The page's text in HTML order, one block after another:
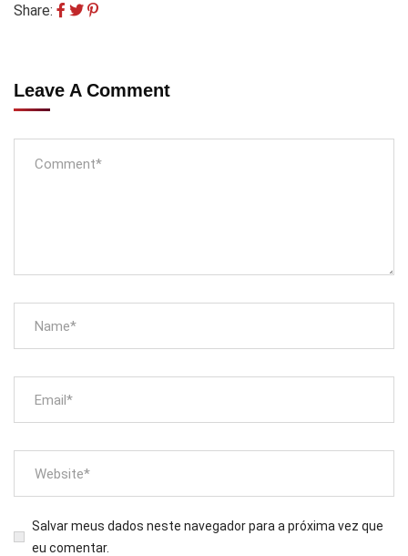
Share:
Leave A Comment
Salvar meus dados neste navegador para a próxima vez que
eu comentar.